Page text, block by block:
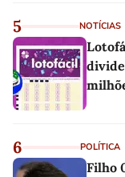
5 NOTÍCIAS
6 POLÍTICA
Filho